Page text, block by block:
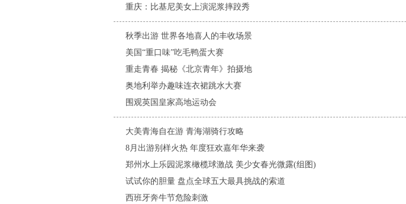
重庆：比基尼美女上演泥浆摔跤秀
秋季出游 世界各地喜人的丰收场景
美国“重口味”吃毛鸭蛋大赛
重走青春 揭秘《北京青年》拍摄地
奥地利举办趣味连衣裙跳水大赛
围观英国皇家高地运动会
大美青海自在游 青海湖骑行攻略
8月出游别样火热 年度狂欢嘉年华来袭
郑州水上乐园泥浆橄榄球激战 美少女春光微露(组图)
试试你的胆量 盘点全球五大最具挑战的索道
西班牙奔牛节危险刺激